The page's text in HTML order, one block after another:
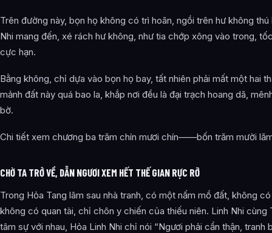
Trên đường này, bọn họ không có trì hoãn, ngồi trên hư không thú
Nhi mang đến, xé rách hư không, như tia chớp xông vào trong,
cực hạn.
Bằng không, chỉ dựa vào bọn họ bay, tất nhiên phải mất một hai
mảnh đất này quá bao la, khắp nơi đều là đại trạch hoang dã,
bờ.
Chi tiết xem chương ba trăm chín mươi chín——bốn trăm mười
CHỜ TA TRỞ VỀ, DẪN NGƯƠI XEM HẾT THẾ GIAN RỰC RỠ
Trong Hỏa Tang lâm sau nhà tranh, có một nấm mồ đất, không
không có quan tài, chỉ chôn y chiến của thiếu niên. Linh Nhi cùng
tâm sự với nhau, Hỏa Linh Nhi chỉ nói “Ngươi phải cẩn thận, tranh